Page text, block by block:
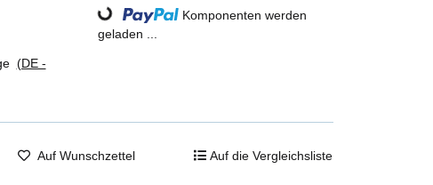
(DE -
Loading...
Komponenten werden
geladen ...
Auf Wunschzettel Auf die Vergleichsliste